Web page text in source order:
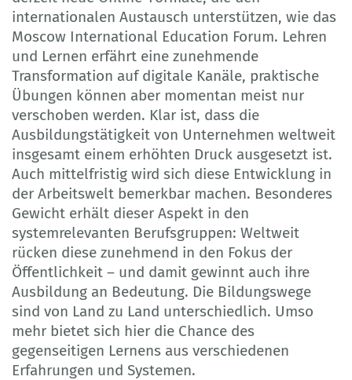
internationalen Austausch unterstützen, wie das
Moscow International Education Forum. Lehren
und Lernen erfährt eine zunehmende
Transformation auf digitale Kanäle, praktische
Übungen können aber momentan meist nur
verschoben werden. Klar ist, dass die
Ausbildungstätigkeit von Unternehmen weltweit
insgesamt einem erhöhten Druck ausgesetzt ist.
Auch mittelfristig wird sich diese Entwicklung in
der Arbeitswelt bemerkbar machen. Besonderes
Gewicht erhält dieser Aspekt in den
systemrelevanten Berufsgruppen: Weltweit
rücken diese zunehmend in den Fokus der
Öffentlichkeit – und damit gewinnt auch ihre
Ausbildung an Bedeutung. Die Bildungswege
sind von Land zu Land unterschiedlich. Umso
mehr bietet sich hier die Chance des
gegenseitigen Lernens aus verschiedenen
Erfahrungen und Systemen.